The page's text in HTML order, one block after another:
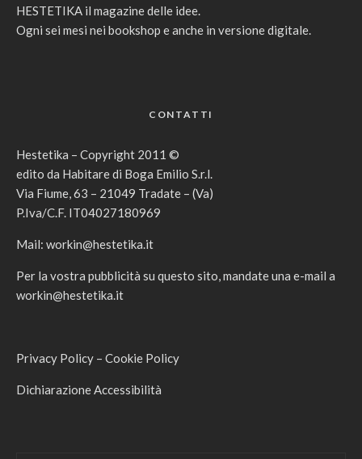
HESTETIKA il magazine delle idee.
Ogni sei mesi nei bookshop e anche in versione digitale.
CONTATTI
Hestetika – Copyright 2011 ©
edito da Habitare di Boga Emilio S.r.l.
Via Fiume, 63 – 21049 Tradate – (Va)
P.Iva/C.F. IT04027180969
Mail: workin@hestetika.it
Per la vostra pubblicità su questo sito, mandate una e-mail a
workin@hestetika.it
Privacy Policy – Cookie Policy
Dichiarazione Accessibilità